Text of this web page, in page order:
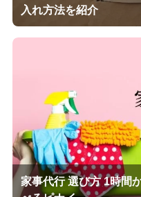
入れ方法を紹介
家事代行 選び方 1時間